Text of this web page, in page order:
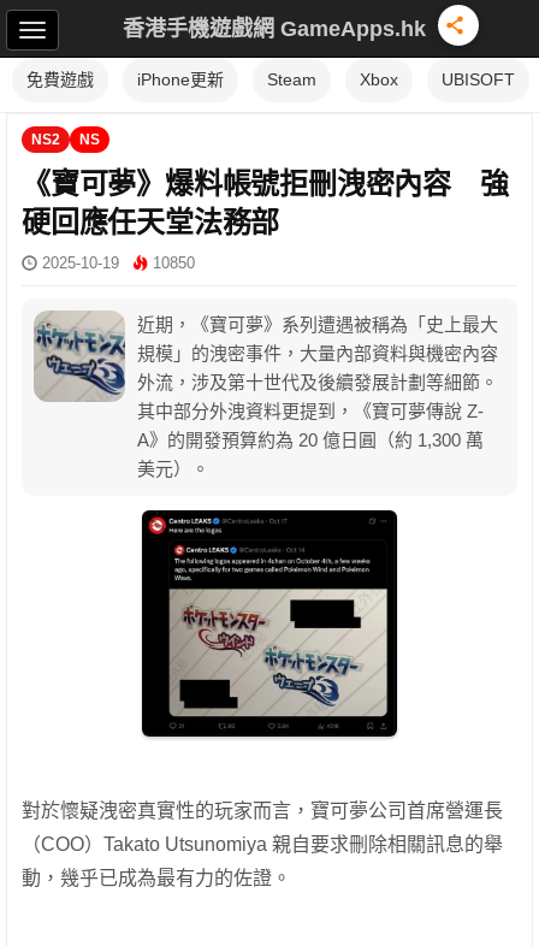
香港手機遊戲網 GameApps.hk
免費遊戲 iPhone更新 Steam Xbox UBISOFT
NS2 NS
《寶可夢》爆料帳號拒刪洩密內容 強
硬回應任天堂法務部
2025-10-19 10850
近期，《寶可夢》系列遭遇被稱為「史上最大
規模」的洩密事件，大量內部資料與機密內容
外流，涉及第十世代及後續發展計劃等細節。
其中部分外洩資料更提到，《寶可夢傳說 Z-
A》的開發預算約為 20 億日圓（約 1,300 萬
美元）。
對於懷疑洩密真實性的玩家而言，寶可夢公司首席營運長
（COO）Takato Utsunomiya 親自要求刪除相關訊息的舉
動，幾乎已成為最有力的佐證。